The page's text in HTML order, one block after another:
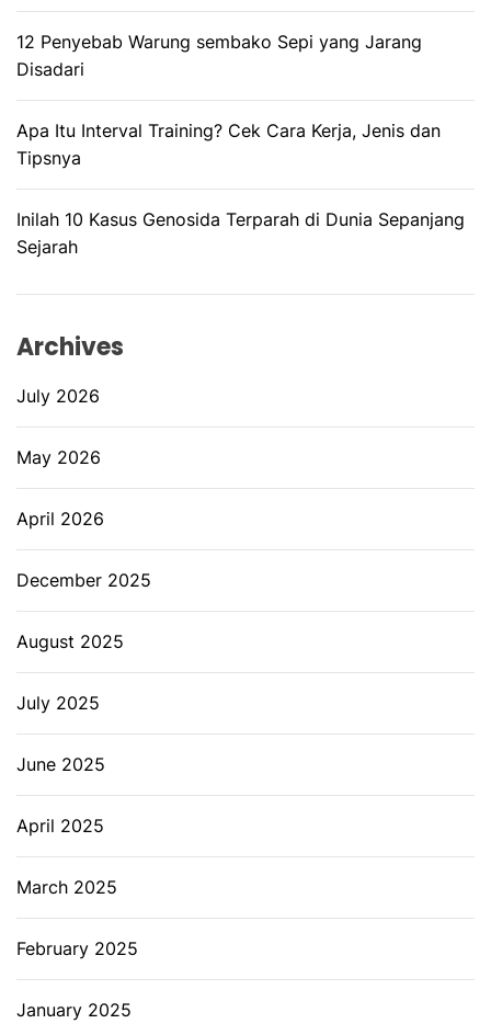
12 Penyebab Warung sembako Sepi yang Jarang
Disadari
Apa Itu Interval Training? Cek Cara Kerja, Jenis dan
Tipsnya
Inilah 10 Kasus Genosida Terparah di Dunia Sepanjang
Sejarah
Archives
July 2026
May 2026
April 2026
December 2025
August 2025
July 2025
June 2025
April 2025
March 2025
February 2025
January 2025